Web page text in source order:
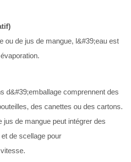
ou de jus de mangue, l&#39;eau est
d&#39;emballage comprennent des
des canettes ou des cartons.
jus de mangue peut intégrer des
de scellage pour